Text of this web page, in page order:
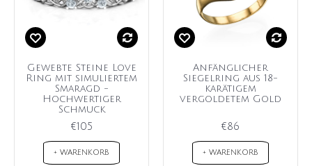
Gewebte Steine Love
Ring mit simuliertem
Smaragd -
Hochwertiger
Schmuck
€105
+ WARENKORB
Anfänglicher
Siegelring aus 18-
karätigem
vergoldetem Gold
€86
+ WARENKORB